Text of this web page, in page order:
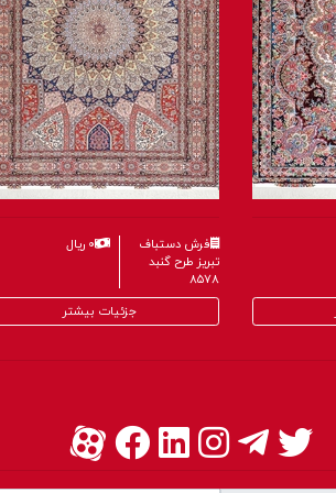
۰ ریال
فرش دستباف
تبریز طرح گنبد
۸۵۷۸
جزئیات بیشتر